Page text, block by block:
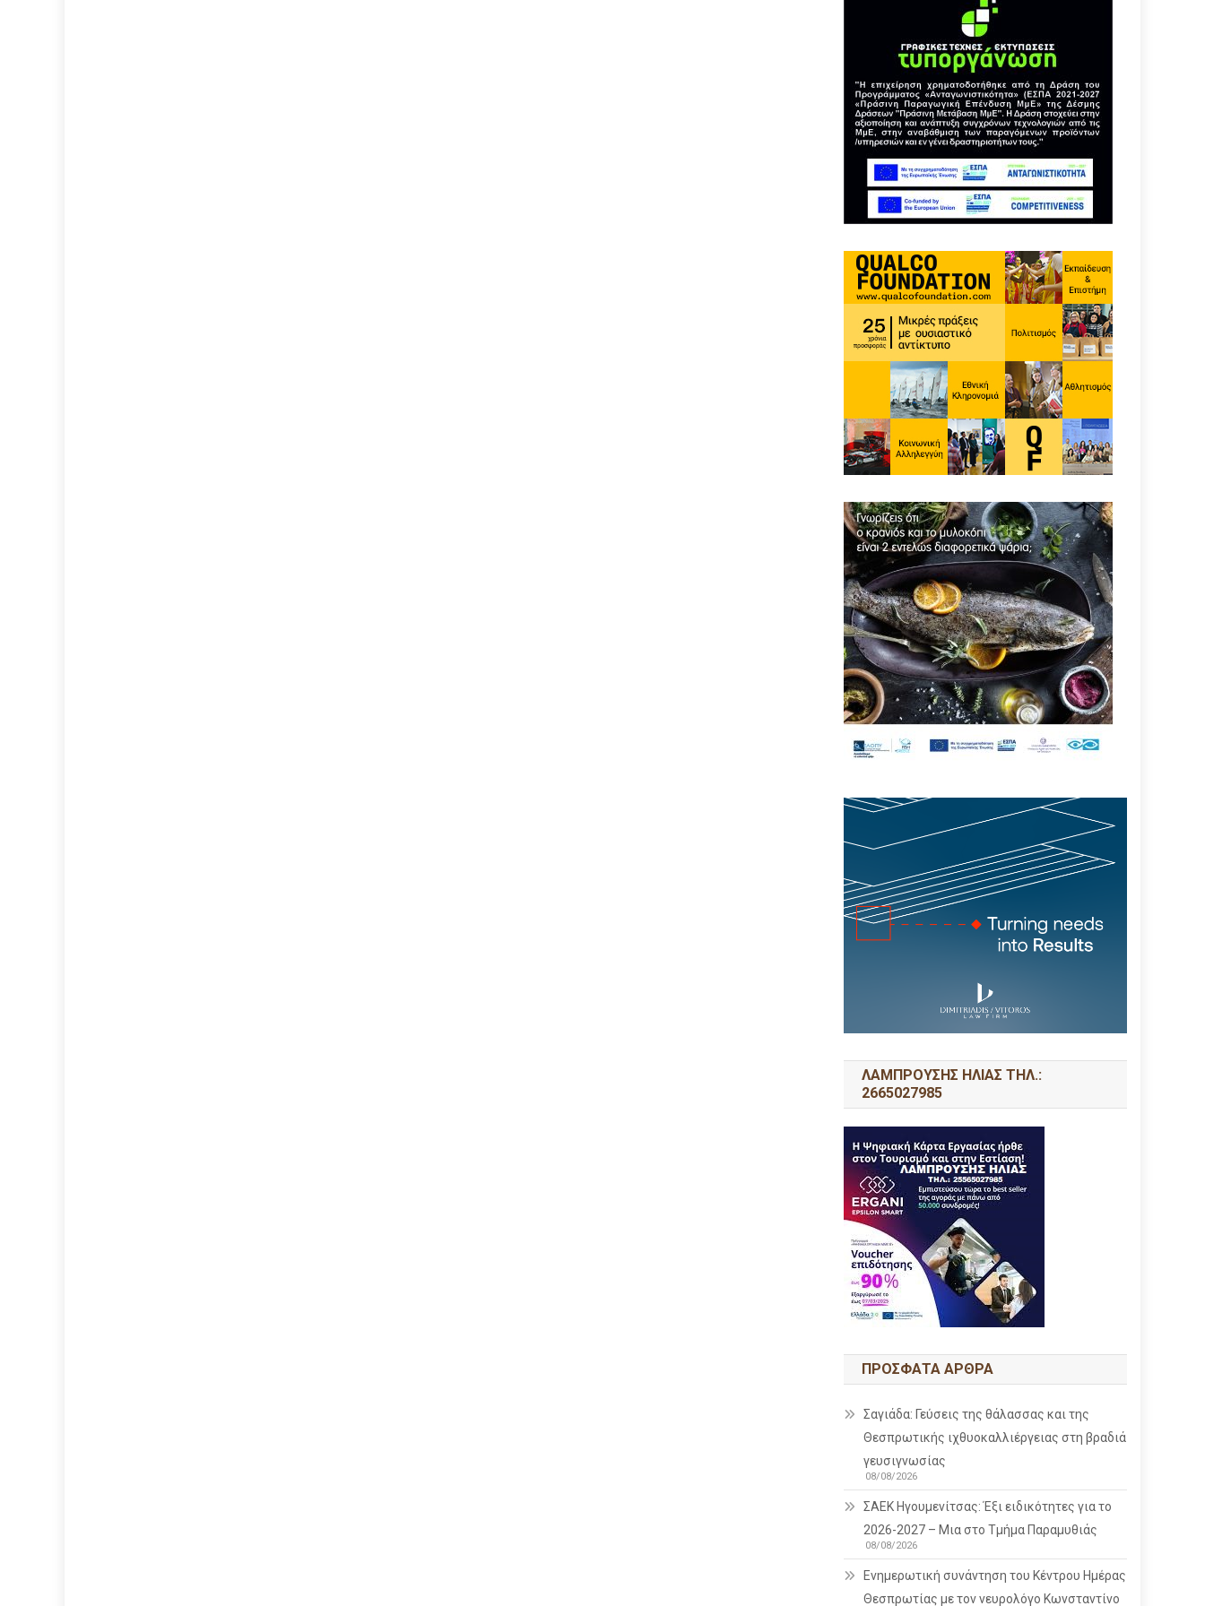
ΛΑΜΠΡΟΥΣΗΣ ΗΛΙΑΣ ΤΗΛ.:
2665027985
ΠΡΌΣΦΑΤΑ ΆΡΘΡΑ
Σαγιάδα: Γεύσεις της θάλασσας και της
Θεσπρωτικής ιχθυοκαλλιέργειας στη βραδιά
γευσιγνωσίας
08/08/2026
ΣΑΕΚ Ηγουμενίτσας: Έξι ειδικότητες για το
2026-2027 – Μια στο Τμήμα Παραμυθιάς
08/08/2026
Ενημερωτική συνάντηση του Κέντρου Ημέρας
Θεσπρωτίας με τον νευρολόγο Κωνσταντίνο